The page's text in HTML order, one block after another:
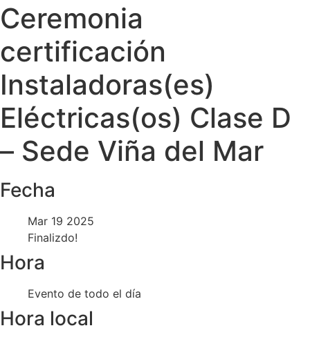
Ceremonia
certificación
Instaladoras(es)
Eléctricas(os) Clase D
– Sede Viña del Mar
Fecha
Mar 19 2025
Finalizdo!
Hora
Evento de todo el día
Hora local